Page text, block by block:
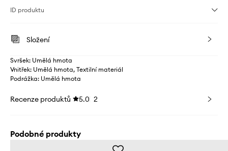
ID produktu
Složení
Svršek: Umělá hmota
Vnitřek: Umělá hmota, Textilní materiál
Podrážka: Umělá hmota
Recenze produktů 5.0 2
Podobné produkty